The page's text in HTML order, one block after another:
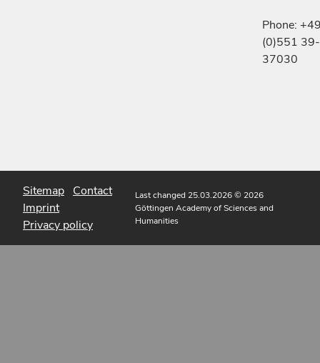
Phone:
(0)551 39-
37030
Sitemap Contact
Imprint
Privacy policy
Last changed 25.03.2026© 2026
Göttingen Academy of Sciences and
Humanities